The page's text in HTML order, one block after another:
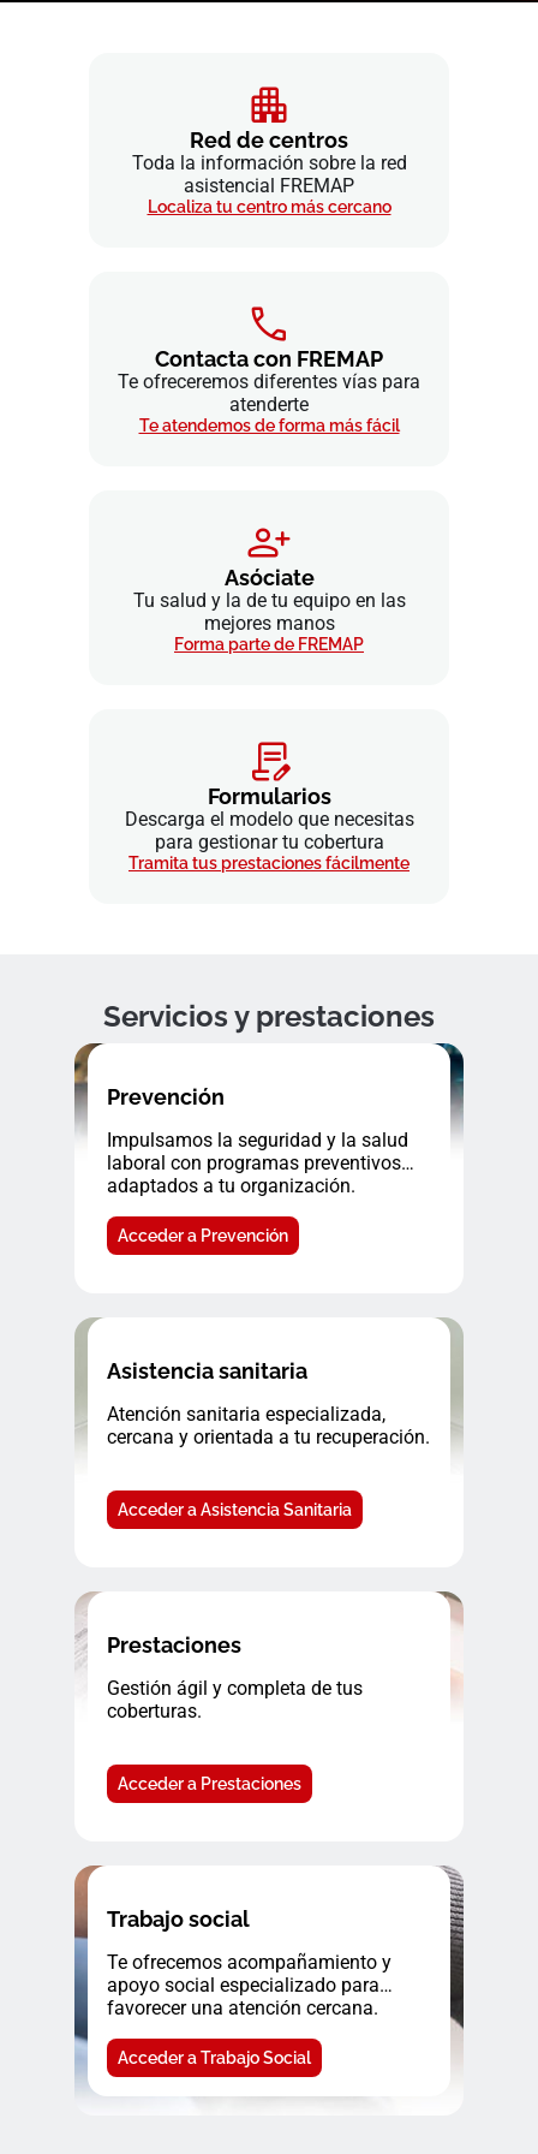
Red de centros
Toda la información sobre la red
asistencial FREMAP
Localiza tu centro más cercano
Contacta con FREMAP
Te ofreceremos diferentes vías para
atenderte
Te atendemos de forma más fácil
Asóciate
Tu salud y la de tu equipo en las
mejores manos
Forma parte de FREMAP
Formularios
Descarga el modelo que necesitas
para gestionar tu cobertura
Tramita tus prestaciones fácilmente
Servicios y prestaciones
Prevención
Impulsamos la seguridad y la salud
laboral con programas preventivos
adaptados a tu organización.
Acceder a Prevención
Asistencia sanitaria
Atención sanitaria especializada,
cercana y orientada a tu recuperación.
Acceder a Asistencia Sanitaria
Prestaciones
Gestión ágil y completa de tus
coberturas.
Acceder a Prestaciones
Trabajo social
Te ofrecemos acompañamiento y
apoyo social especializado para
favorecer una atención cercana.
Acceder a Trabajo Social